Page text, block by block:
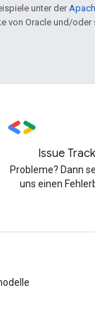
unter der
von Oracle und/oder
Issue
Probleme? Dann
uns einen